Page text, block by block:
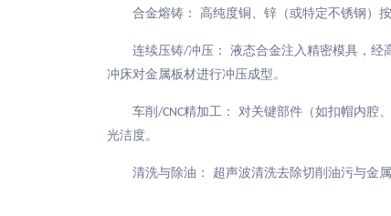
合金熔铸： 高纯度铜、锌（或特定不锈钢）
连续压铸/冲压： 液态合金注入精密模具，经
冲床对金属板材进行冲压成型。
车削 /CNC精加工： 对关键部件（如扣帽内腔
光洁度。
清洗与除油： 超声波清洗去除切削油污与金